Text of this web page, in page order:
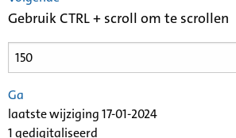
Gebruik CTRL + scroll om te scrollen
Ga
laatste wijziging 17-01-2024
1 gedigitaliseerd